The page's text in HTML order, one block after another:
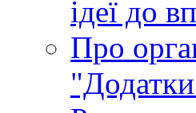
ідеї до
Про
"Додатки